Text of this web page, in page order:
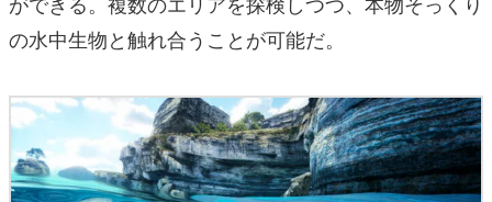
の水中生物と触れ合うことが可能だ。